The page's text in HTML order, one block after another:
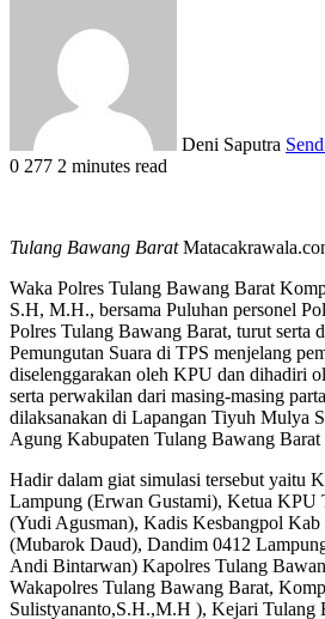
Deni Saputra
0 277 2 minutes read
Tulang Bawang Barat
Waka Polres Tulang Bawang Barat
S.H, M.H., bersama Puluhan personel
Polres Tulang Bawang Barat, turut serta
Pemungutan Suara di TPS menjelang
diselenggarakan oleh KPU dan dihadiri
serta perwakilan dari masing-masing
dilaksanakan di Lapangan Tiyuh Mulya
Agung Kabupaten Tulang Bawang Barat
Hadir dalam giat simulasi tersebut yaitu
Lampung (Erwan Gustami), Ketua KPU
(Yudi Agusman), Kadis Kesbangpol
(Mubarok Daud), Dandim 0412
Andi Bintarwan) Kapolres Tulang
Wakapolres Tulang Bawang Barat,
Sulistyananto,S.H.,M.H ), Kejari